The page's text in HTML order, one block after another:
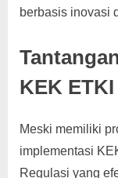
berbasis inovasi
KEK ETKI
Meski memiliki
implementasi
Regulasi yang